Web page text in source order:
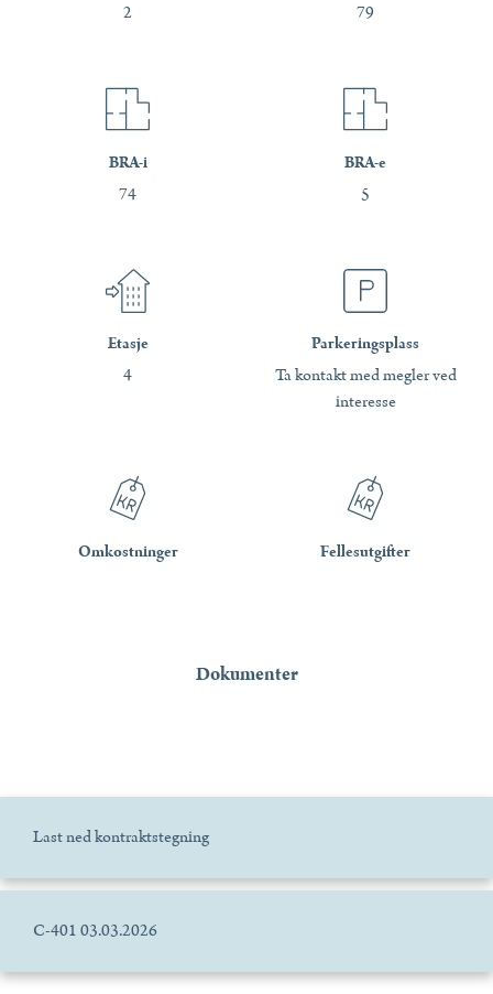
2
79
BRA-i
74
BRA-e
5
Etasje
4
Parkeringsplass
Ta kontakt med megler ved
interesse
Omkostninger Fellesutgifter
Dokumenter
Last ned kontraktstegning
C-401 03.03.2026